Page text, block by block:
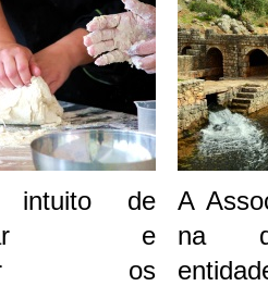
de
e
os
A
na